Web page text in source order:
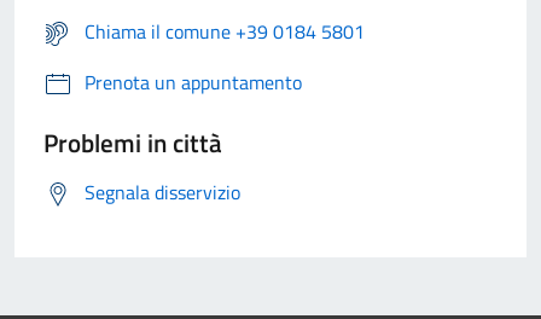
Chiama il comune +39 0184 5801
Prenota un appuntamento
Problemi in città
Segnala disservizio